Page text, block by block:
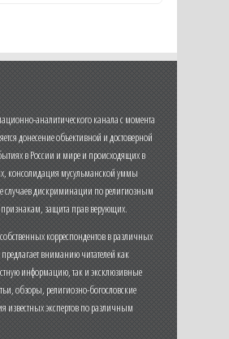
аналитического канала с момента
донесение объективной и достоверной
в России и мире и происходящих в
консолидация мусульманской уммы
случаев дискриминации по религиозным
защита прав верующих.
корреспондентов в различных
вниманию читателей как
информацию, так и эксклюзивные
обзоры, религиозно-богословские
известных экспертов по различным